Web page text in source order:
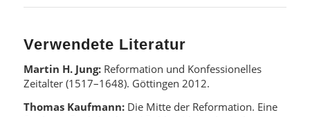
Verwendete Literatur
Martin H. Jung:Reformation und Konfessionelles
Zeitalter (1517–1648). Göttingen 2012.
Thomas Kaufmann:Die Mitte der Reformation. Eine